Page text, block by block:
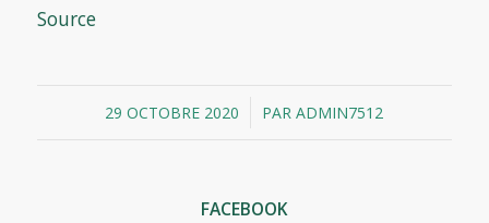
Source
29 OCTOBRE 2020
/ PARADMIN7512
FACEBOOK